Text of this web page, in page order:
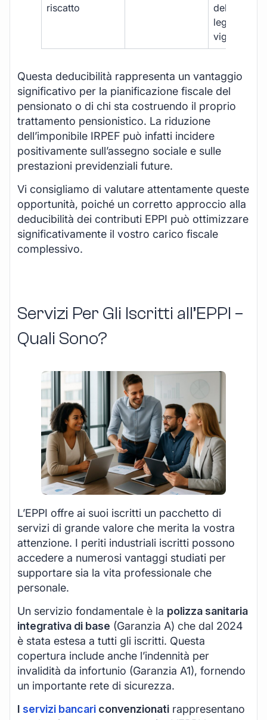
riscatto
della
legislazione
vigente
Questa deducibilità rappresenta un vantaggio
significativo per la pianificazione fiscale del
pensionato o di chi sta costruendo il proprio
trattamento pensionistico. La riduzione
dell’imponibile IRPEF può infatti incidere
positivamente sull’assegno sociale e sulle
prestazioni previdenziali future.
Vi consigliamo di valutare attentamente queste
opportunità, poiché un corretto approccio alla
deducibilità dei contributi EPPI può ottimizzare
significativamente il vostro carico fiscale
complessivo.
Servizi Per Gli Iscritti all’EPPI –
Quali Sono?
L’EPPI offre ai suoi iscritti un pacchetto di
servizi di grande valore che merita la vostra
attenzione. I periti industriali iscritti possono
accedere a numerosi vantaggi studiati per
supportare sia la vita professionale che
personale.
Un servizio fondamentale è la polizza sanitaria
integrativa di base (Garanzia A) che dal 2024
è stata estesa a tutti gli iscritti. Questa
copertura include anche l’indennità per
invalidità da infortunio (Garanzia A1), fornendo
un importante rete di sicurezza.
I servizi bancari convenzionati rappresentano